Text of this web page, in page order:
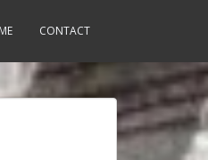
CONTACT